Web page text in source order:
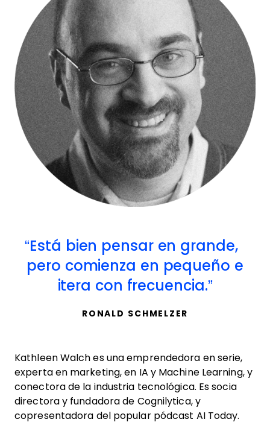
Está bien pensar en grande,
pero comienza en pequeño e
itera con frecuencia.
RONALD SCHMELZER
Kathleen Walch es una emprendedora en serie,
experta en marketing, en IA y Machine Learning, y
conectora de la industria tecnológica. Es socia
directora y fundadora de Cognilytica, y
copresentadora del popular pódcast AI Today.